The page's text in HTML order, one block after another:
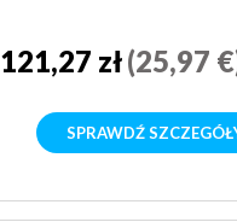
121,27 zł(25,97
SPRAWDŹ